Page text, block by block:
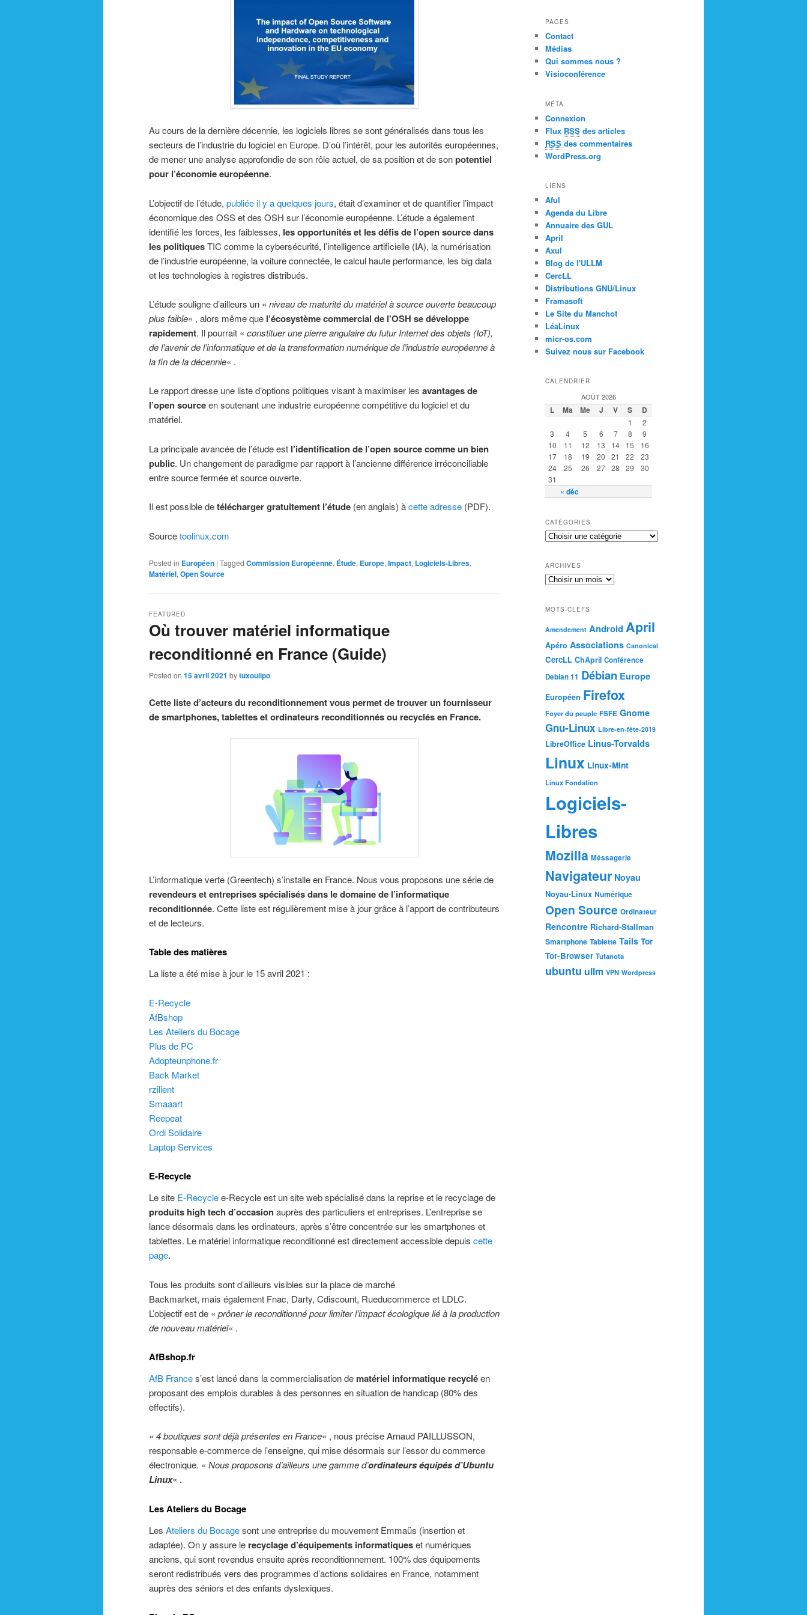
Au cours de la dernière décennie, les logiciels libres se sont généralisés dans tous les
secteurs de l’industrie du logiciel en Europe. D’où l’intérêt, pour les autorités européennes,
de mener une analyse approfondie de son rôle actuel, de sa position et de sonpotentiel
pour l’économie européenne.
L’objectif de l’étude, publiée il y a quelques jours, était d’examiner et de quantifier l’impact
économique des OSS et des OSH sur l’économie européenne. L’étude a également
identifié les forces, les faiblesses, les opportunités et les défis de l’open source dans
les politiquesTIC comme la cybersécurité, l’intelligence artificielle (IA), la numérisation
de l’industrie européenne, la voiture connectée, le calcul haute performance, les big data
et les technologies à registres distribués.
L’étude souligne d’ailleurs un « niveau de maturité du matériel à source ouverte beaucoup
plus faible« , alors même que l’écosystème commercial de l’OSH se développe
rapidement. Il pourrait « constituer une pierre angulaire du futur Internet des objets (IoT),
de l’avenir de l’informatique et de la transformation numérique de l’industrie européenne à
la fin de la décennie« .
Le rapport dresse une liste d’options politiques visant à maximiser les avantages de
l’open sourceen soutenant une industrie européenne compétitive du logiciel et du
matériel.
La principale avancée de l’étude est l’identification de l’open source comme un bien
public. Un changement de paradigme par rapport à l’ancienne différence irréconciliable
entre source fermée et source ouverte.
Il est possible detélécharger gratuitement l’étude (en anglais) àcette adresse (PDF).
Sourcetoolinux.com
Posted in Européen | Tagged Commission Européenne, Étude, Europe, Impact, Logiciels-Libres,
Matériel, Open Source
Où trouver matériel informatique
reconditionné en France (Guide)
FEATURED
Posted on 15 avril 2021 bytuxoulipo
Cette liste d’acteurs du reconditionnement vous permet de trouver un fournisseur
de smartphones, tablettes et ordinateurs reconditionnés ou recyclés en France.
L’informatique verte (Greentech) s’installe en France. Nous vous proposons une série de
revendeurs et entreprises spécialisés dans le domaine de l’informatique
reconditionnée. Cette liste est régulièrement mise à jour grâce à l’apport de contributeurs
et de lecteurs.
Table des matières
La liste a été mise à jour le 15 avril 2021 :
E-Recycle
AfBshop
Les Ateliers du Bocage
Plus de PC
Adopteunphone.fr
Back Market
rzilient
Smaaart
Reepeat
Ordi Solidaire
Laptop Services
E-Recycle
Le site E-Recyclee-Recycle est un site web spécialisé dans la reprise et le recyclage de
produits high tech d’occasionauprès des particuliers et entreprises. L’entreprise se
lance désormais dans les ordinateurs, après s’être concentrée sur les smartphones et
tablettes. Le matériel informatique reconditionné est directement accessible depuis cette
page.
Tous les produits sont d’ailleurs visibles sur la place de marché
Backmarket, mais également Fnac, Darty, Cdiscount, Rueducommerce et LDLC.
L’objectif est de « prôner le reconditionné pour limiter l’impact écologique lié à la production
de nouveau matériel« .
AfBshop.fr
AfB Frances’est lancé dans la commercialisation de matériel informatique recycléen
proposant des emplois durables à des personnes en situation de handicap (80% des
effectifs).
« 4 boutiques sont déjà présentes en France« , nous précise Arnaud PAILLUSSON,
responsable e-commerce de l’enseigne, qui mise désormais sur l’essor du commerce
électronique. « Nous proposons d’ailleurs une gamme d’ordinateurs équipés d’Ubuntu
Linux« .
Les Ateliers du Bocage
Les Ateliers du Bocagesont une entreprise du mouvement Emmaüs (insertion et
adaptée). On y assure le recyclage d’équipements informatiqueset numériques
anciens, qui sont revendus ensuite après reconditionnement. 100% des équipements
seront redistribués vers des programmes d’actions solidaires en France, notamment
auprès des séniors et des enfants dyslexiques.
PAGES
Contact
Médias
Qui sommes nous ?
Visioconférence
MÉTA
Connexion
Flux RSS des articles
RSS des commentaires
WordPress.org
LIENS
Aful
Agenda du Libre
Annuaire des GUL
April
Axul
Blog de l'ULLM
CercLL
Distributions GNU/Linux
Framasoft
Le Site du Manchot
LéaLinux
micr-os.com
Suivez nous sur Facebook
CALENDRIER
AOÛT 2026
L Ma Me J V S D
« déc
1
2
3
4 5 6 7 8
9
10
11 12 13 14 15
16
17
18 19 20 21 22
23
24
25 26 27 28 29
30
31
CATÉGORIES
ARCHIVES
MOTS-CLEFS
Amendement AndroidApril
Apéro Associations Canonical
CercLL ChApril Conférence
Debian 11 Débian Europe
Européen Firefox
Foyer du peuple FSFE Gnome
Gnu-Linux Libre-en-fête-2019
LibreOffice Linus-Torvalds
Linux Linux-Mint
Linux Fondation
Logiciels-
Libres
Mozilla Méssagerie
Navigateur Noyau
Noyau-Linux Numérique
Open Source Ordinateur
Rencontre Richard-Stallman
Smartphone Tablette Tails Tor
Tor-Browser Tutanota
ubuntu ullm VPN Wordpress